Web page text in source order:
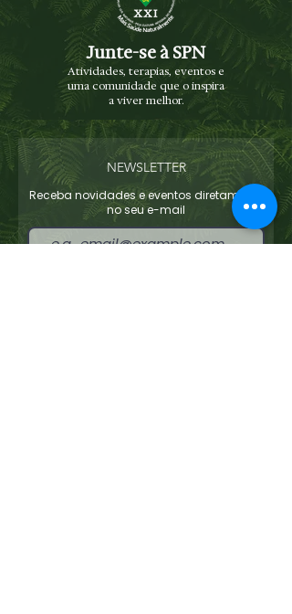
Junte-se à SPN
Atividades, terapias, eventos e
uma comunidade que o inspira
a viver melhor.
NEWSLETTER
Receba novidades e eventos diretamente
no seu e-mail